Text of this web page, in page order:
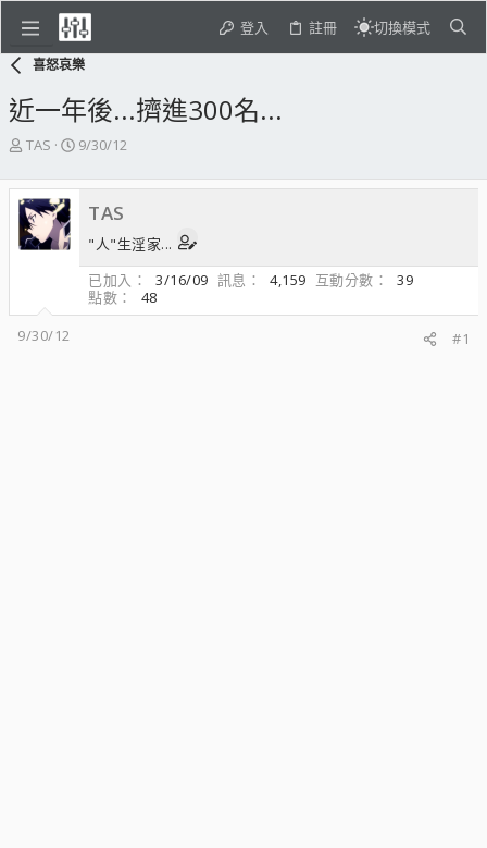
登入 註冊 切換模式
喜怒哀樂
近一年後...擠進300名...
主
發
起
人
TAS
開
日
期
9/30/12
TAS
"人"生淫家...
已加入
3/16/09 訊息 4,159 互動分數
39
點數
48
9/30/12
#1